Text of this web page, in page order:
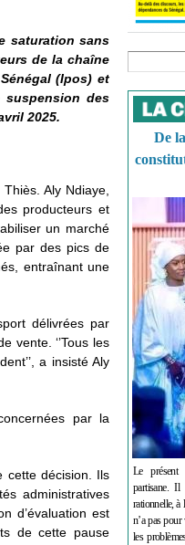
saturation sans
de la chaîne
(Ipos) et
suspension des
2025.
Aly Ndiaye,
producteurs et
un marché
par des pics de
entraînant une
délivrées par
vente. ‘’Tous les
a insisté Aly
par la
cette décision. Ils
administratives
d’évaluation est
de cette pause
De
Le présent
partisane. Il
rationnelle, à
n’a pas pour
les